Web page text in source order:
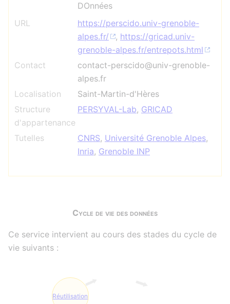
DOnnées
URL
https://perscido.univ-grenoble-
alpes.fr/
, https://gricad.univ-
grenoble-alpes.fr/entrepots.html
Contact
contact-perscido@univ-grenoble-
alpes.fr
Localisation
Saint-Martin-d'Hères
Structure
d'appartenance
PERSYVAL-Lab, GRICAD
Tutelles CNRS, Université Grenoble Alpes,
Inria, Grenoble INP
Cycle de vie des données
Ce service intervient au cours des stades du cycle de
vie suivants :
Réutilisation